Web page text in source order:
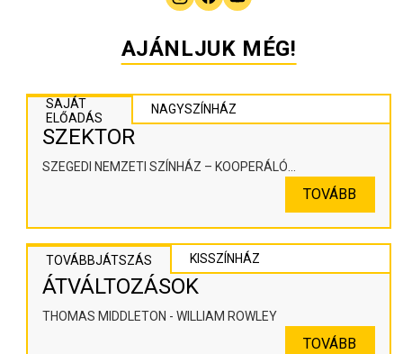
AJÁNLJUK MÉG!
SAJÁT
ELŐADÁS
NAGYSZÍNHÁZ
SZEKTOR
SZEGEDI NEMZETI SZÍNHÁZ – KOOPERÁLÓ
TOVÁBB
TOVÁBBJÁTSZÁS KISSZÍNHÁZ
ÁTVÁLTOZÁSOK
THOMAS MIDDLETON - WILLIAM ROWLEY
TOVÁBB